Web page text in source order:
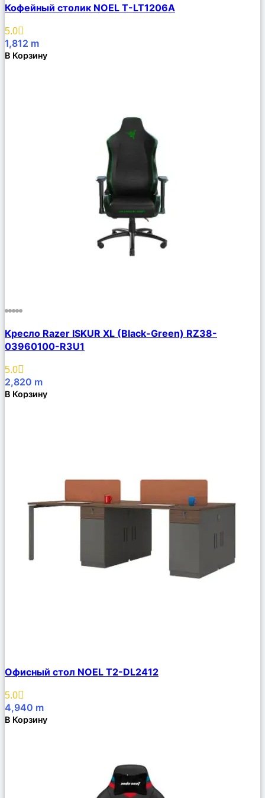
Описание
Избранное
Кофейный столик NOEL T-LT1206A
5.0
1,812 m
В Корзину
Описание
Избранное
Кресло Razer ISKUR XL (Black-Green) RZ38-
03960100-R3U1
5.0
2,820 m
В Корзину
Описание
Избранное
Офисный стол NOEL T2-DL2412
5.0
4,940 m
В Корзину